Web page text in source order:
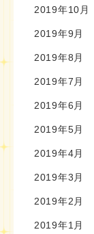
2019年10月
2019年9月
2019年8月
2019年7月
2019年6月
2019年5月
2019年4月
2019年3月
2019年2月
2019年1月